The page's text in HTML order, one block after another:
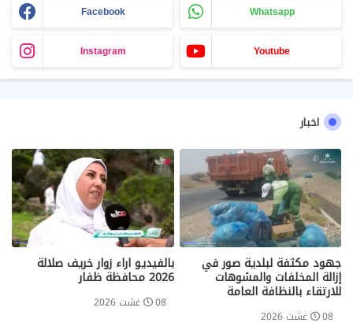
Facebook Whatsapp
Instagram Youtube
اخبار
جهود مكثفة لبلدية صور في
إزالة المخلفات والمشوهات
للارتقاء بالنظافة العامة
08 غشت 2026
بالفيديو اراء زوار خريف صلالة
2026 محافظة ظفار
08 غشت 2026